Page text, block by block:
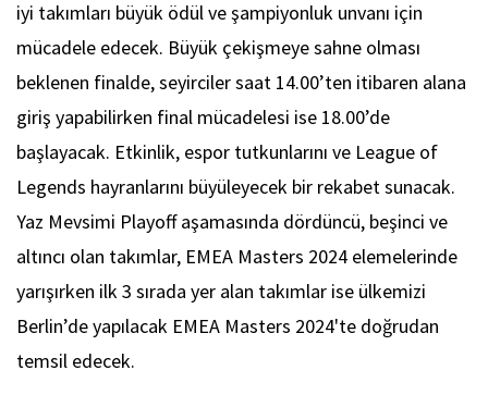
iyi takımları büyük ödül ve şampiyonluk unvanı için
mücadele edecek. Büyük çekişmeye sahne olması
beklenen finalde, seyirciler saat 14.00’ten itibaren alana
giriş yapabilirken final mücadelesi ise 18.00’de
başlayacak. Etkinlik, espor tutkunlarını ve League of
Legends hayranlarını büyüleyecek bir rekabet sunacak.
Yaz Mevsimi Playoff aşamasında dördüncü, beşinci ve
altıncı olan takımlar, EMEA Masters 2024 elemelerinde
yarışırken ilk 3 sırada yer alan takımlar ise ülkemizi
Berlin’de yapılacak EMEA Masters 2024'te doğrudan
temsil edecek.